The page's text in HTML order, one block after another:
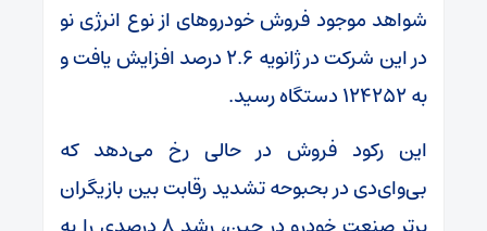
شواهد موجود فروش خودروهای از نوع انرژی نو
در این شرکت در ژانویه 2.6 درصد افزایش یافت و
به 124252 دستگاه رسید.
این رکود فروش در حالی رخ می‌دهد که
بی‌وای‌دی در بحبوحه تشدید رقابت بین بازیگران